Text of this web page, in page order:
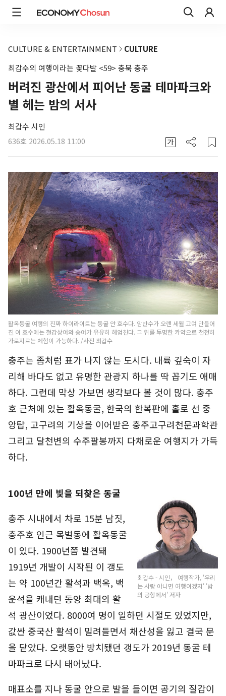
CULTURE & ENTERTAINMENT
CULTURE
최갑수의 여행이라는 꽃다발 <59> 충북 충주
버려진 광산에서 피어난 동굴 테마파크와
별 헤는 밤의 서사
최갑수 시인
636호 2026.05.18 11:00
활옥동굴 여행의 진짜 하이라이트는 동굴 안 호수다. 암반수가 오랜 세월 고여 만들어
진 이 호수에는 철갑상어와 송어가 유유히 헤엄친다. 그 위를 투명한 카약으로 천천히
가로지르는 체험이 가능하다. /사진 최갑수
충주는 좀처럼 표가 나지 않는 도시다. 내륙 깊숙이 자
리해 바다도 없고 유명한 관광지 하나를 딱 꼽기도 애매
하다. 그런데 막상 가보면 생각보다 볼 것이 많다. 충주
호 근처에 있는 활옥동굴, 한국의 한복판에 홀로 선 중
앙탑, 고구려의 기상을 이어받은 충주고구려천문과학관
그리고 달천변의 수주팔봉까지 다채로운 여행지가 가득
하다.
최갑수 - 시인， 여행작가, '우리
는 사랑 아니면 여행이겠지' '밤
의 공항에서' 저자
100년 만에 빛을 되찾은 동굴
충주 시내에서 차로 15분 남짓,
충주호 인근 목벌동에 활옥동굴
이 있다. 1900년쯤 발견돼
1919년 개발이 시작된 이 갱도
는 약 100년간 활석과 백옥, 백
운석을 캐내던 동양 최대의 활
석 광산이었다. 8000여 명이 일하던 시절도 있었지만,
값싼 중국산 활석이 밀려들면서 채산성을 잃고 결국 문
을 닫았다. 오랫동안 방치됐던 갱도가 2019년 동굴 테
마파크로 다시 태어났다.
매표소를 지나 동굴 안으로 발을 들이면 공기의 질감이